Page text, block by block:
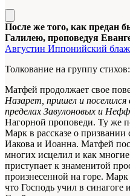
После же того, как предан
Галилею, проповедуя
Августин Иппонийский
Толкование на группу стихов:
Матфей продолжает свое
Назарет, пришел и
пределах Завулоновых и
Нагорной проповеди. Ту же
Марк в рассказе о
Иакова и Иоанна. Матфей
многих исцелил и как
приступает к знаменитой
произнесенной на горе.
что Господь учил в синагоге